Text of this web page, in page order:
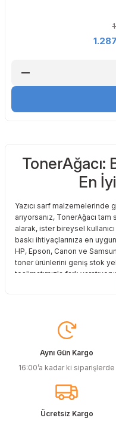
TonerAğacı:
En
Yazıcı sarf
arıyorsanız, TonerAğacı
alarak, ister bireysel
baskı ihtiyaçlarınıza en
HP, Epson, Canon ve
toner ürünlerini geniş stok
teslimatımızla fark
istiyorsunuz? O halde
Muadil toner ürünlerimiz,
sunacak şekilde test
vermeden bütçenizi
baskılar yapan işletmeler
akıllı yollarından biri!
Orjinal Kartuşun
Aynı Gün Kargo
16:00’a kadar ki siparişlerde
Ücretsiz Kargo